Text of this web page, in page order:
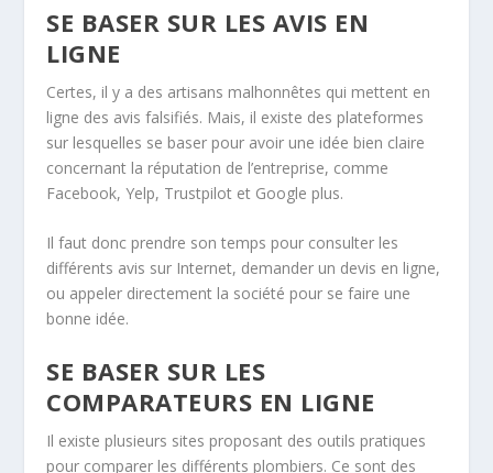
SE BASER SUR LES AVIS EN
LIGNE
Certes, il y a des artisans malhonnêtes qui mettent en
ligne des avis falsifiés. Mais, il existe des plateformes
sur lesquelles se baser pour avoir une idée bien claire
concernant la réputation de l’entreprise, comme
Facebook, Yelp, Trustpilot et Google plus.
Il faut donc prendre son temps pour consulter les
différents avis sur Internet, demander un devis en ligne,
ou appeler directement la société pour se faire une
bonne idée.
SE BASER SUR LES
COMPARATEURS EN LIGNE
Il existe plusieurs sites proposant des outils pratiques
pour comparer les différents plombiers. Ce sont des